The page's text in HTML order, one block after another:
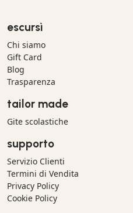
escursì
Chi siamo
Gift Card
Blog
Trasparenza
tailor made
Gite scolastiche
supporto
Servizio Clienti
Termini di Vendita
Privacy Policy
Cookie Policy